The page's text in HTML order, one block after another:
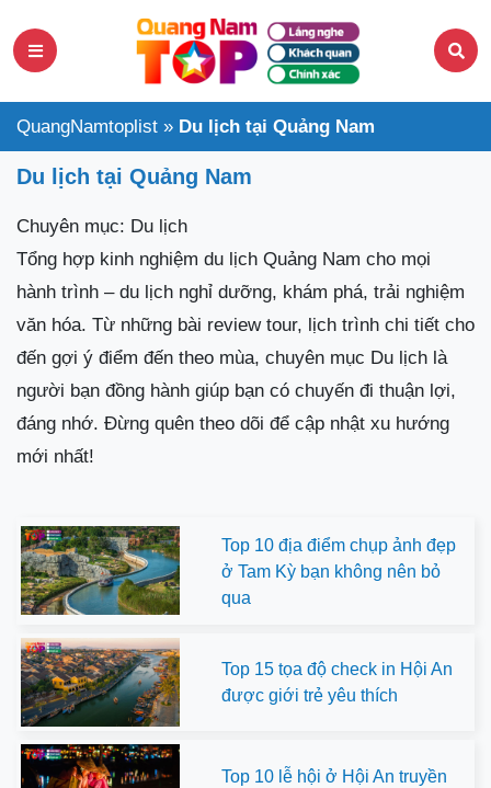
QuangNamtoplist » Du lịch tại Quảng Nam
Du lịch tại Quảng Nam
Chuyên mục: Du lịch
Tổng hợp kinh nghiệm du lịch Quảng Nam cho mọi
hành trình – du lịch nghỉ dưỡng, khám phá, trải nghiệm
văn hóa. Từ những bài review tour, lịch trình chi tiết cho
đến gợi ý điểm đến theo mùa, chuyên mục Du lịch là
người bạn đồng hành giúp bạn có chuyến đi thuận lợi,
đáng nhớ. Đừng quên theo dõi để cập nhật xu hướng
mới nhất!
Top 10 địa điểm chụp ảnh đẹp
ở Tam Kỳ bạn không nên bỏ
qua
Top 15 tọa độ check in Hội An
được giới trẻ yêu thích
Top 10 lễ hội ở Hội An truyền